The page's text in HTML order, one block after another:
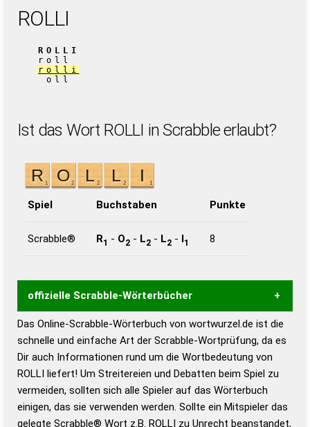
ROLLI
ROLLI
roll
rolli
oll
Ist das Wort ROLLI in Scrabble erlaubt?
Spiel Buchstaben Punkte
Scrabble® R1 - O2 - L2 - L2 - I1 8
offizielle Scrabble-Wörterbücher
Wortwurzel liefert mit Hilfe eines semantischen
Wortanalyse-Algorithmus gute Anhaltspunkte zu
Wortbedeutung, Worttrennung und Wortform, um die
Gültigkeit eines Wortes für das Scrabble-Spiel zu
bestimmen!
zugelassene Turnier Scrabble-
Wörterbücher sind:
Das Online-Scrabble-Wörterbuch von wortwurzel.de ist die
schnelle und einfache Art der Scrabble-Wortprüfung, da es
Dir auch Informationen rund um die Wortbedeutung von
ROLLI liefert! Um Streitereien und Debatten beim Spiel zu
vermeiden, sollten sich alle Spieler auf das Wörterbuch
einigen, das sie verwenden werden. Sollte ein Mitspieler das
gelegte Scrabble® Wort z.B. ROLLI zu Unrecht beanstandet,